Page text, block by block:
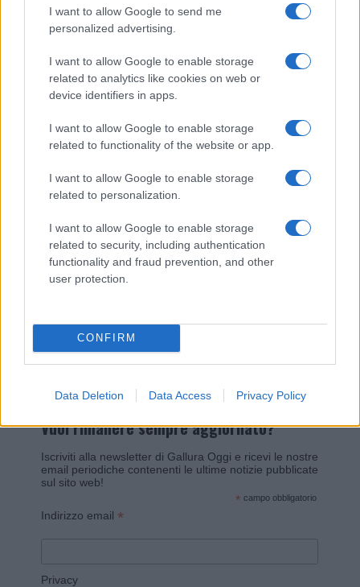
I want to allow Google to send me
personalized advertising.
I want to allow Google to enable storage
related to analytics like cookies on web or
device identifiers in apps.
I want to allow Google to enable storage
related to functionality of the website or app.
I want to allow Google to enable storage
related to personalization.
I want to allow Google to enable storage
related to security, including authentication
functionality and fraud prevention, and other
user protection.
CONFIRM
Data Deletion Data Access Privacy Policy
Giovannimaria Cabras
Invia un Comunicato Stampa|Pubblicità|Segnala
Vuoi rimanere sempre aggiornato?
Iscriviti alla newsletter di Gallura Oggi e ricevi le nostre
email periodiche contenenti le ultime notizie pubblicate
sul sito web!
* campo obbligatorio
Indirizzo email *
Privacy